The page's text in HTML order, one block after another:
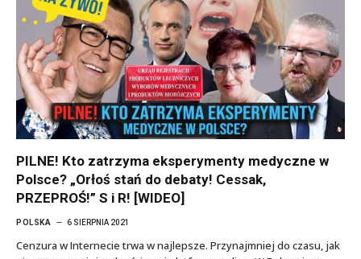
PILNE! Kto zatrzyma eksperymenty medyczne w
Polsce? „Orłoś stań do debaty! Cessak,
PRZEPROŚ!” S i R! [WIDEO]
POLSKA 6 SIERPNIA 2021
Cenzura w Internecie trwa w najlepsze. Przynajmniej do czasu, jak